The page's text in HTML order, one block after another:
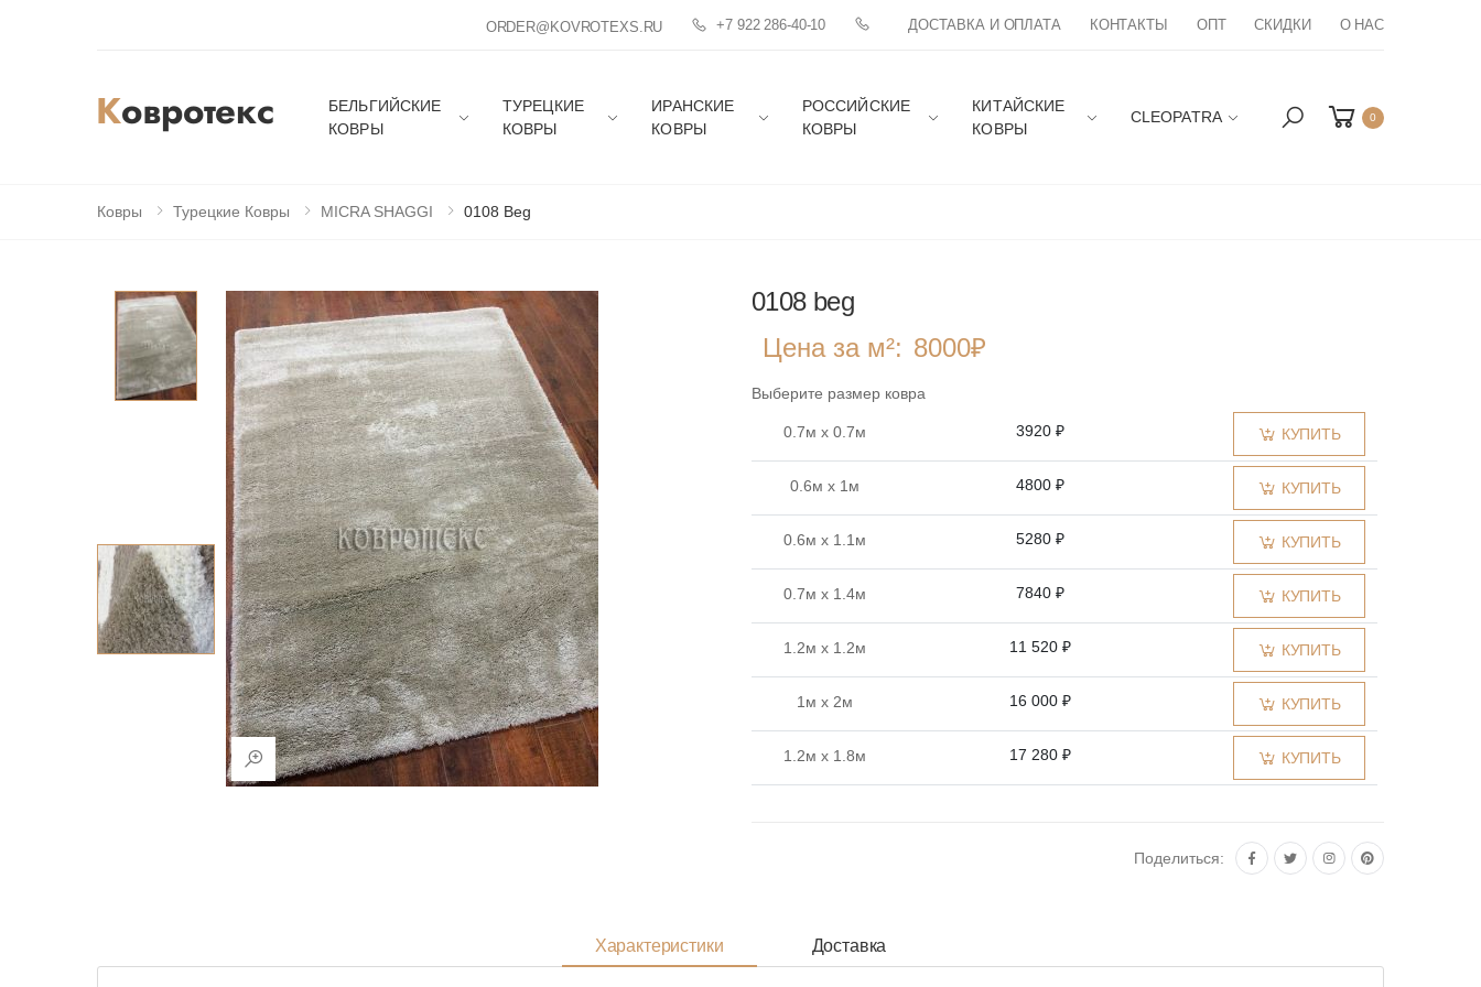
ORDER@KOVROTEXS.RU +7 922 286-40-10 ДОСТАВКА И ОПЛАТА КОНТАКТЫ ОПТ СКИДКИ О НАС
БЕЛЬГИЙСКИЕ
КОВРЫ
ТУРЕЦКИЕ
КОВРЫ
ИРАНСКИЕ
КОВРЫ
РОССИЙСКИЕ
КОВРЫ
КИТАЙСКИЕ
КОВРЫ
CLEOPATRA 0
Ковры Турецкие Ковры MICRA SHAGGI 0108 Beg
0108 beg
Цена за м²: 8000₽
Выберите размер ковра
0.7м x 0.7м 3920 ₽ КУПИТЬ
0.6м x 1м 4800 ₽ КУПИТЬ
0.6м x 1.1м 5280 ₽ КУПИТЬ
0.7м x 1.4м 7840 ₽ КУПИТЬ
1.2м x 1.2м 11 520 ₽ КУПИТЬ
1м x 2м 16 000 ₽ КУПИТЬ
1.2м x 1.8м 17 280 ₽ КУПИТЬ
КУПИТЬ
1.6м x 2.3м 29 440 ₽
Поделиться:
Характеристики Доставка